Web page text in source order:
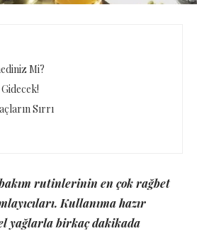
Mi?
Sırrı
rutinlerinin en çok rağbet
Kullanıma hazır
yağlarla birkaç dakikada